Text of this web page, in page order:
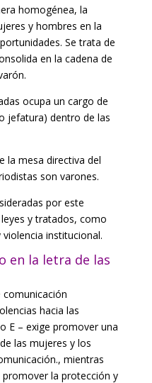
homogénea, la
y hombres en la
Se trata de
en la cadena de
ocupa un cargo de
jefatura) dentro de las
la mesa directiva del
son varones.
por este
y tratados, como
institucional.
en la letra de las
comunicación
hacia las
E – exige promover una
las mujeres y los
mientras
la protección y